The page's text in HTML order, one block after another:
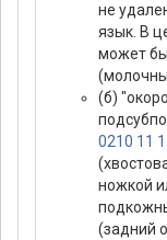
не
язык. В
может
(б)
0210 11
ножкой
(задний